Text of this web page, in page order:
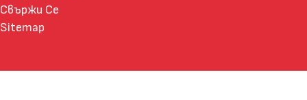
Свържи Се
Sitemap